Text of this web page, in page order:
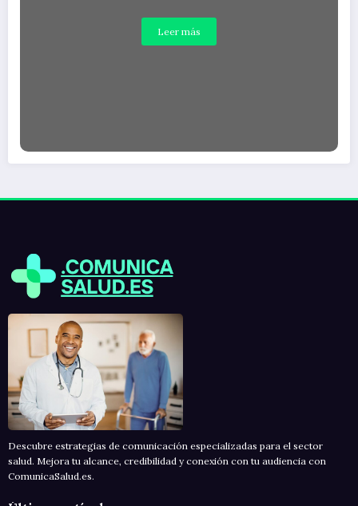
Leer más
Descubre estrategias de comunicación especializadas para el sector
salud. Mejora tu alcance, credibilidad y conexión con tu audiencia con
ComunicaSalud.es.